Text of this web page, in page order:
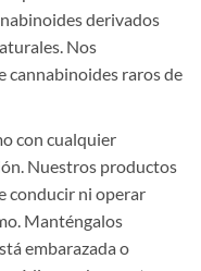
derivados
Nos
cannabinoides raros de
con cualquier
Nuestros productos
conducir ni operar
Manténgalos
embarazada o